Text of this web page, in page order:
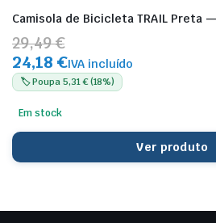
Camisola de Bicicleta TRAIL Preta
29,49 €
24,18 €IVA incluído
🏷️ Poupa 5,31 € (18%)
Em stock
Ver produto